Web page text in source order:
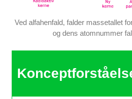
Ved alfahenfald, falder massetallet
og dens atomnummer